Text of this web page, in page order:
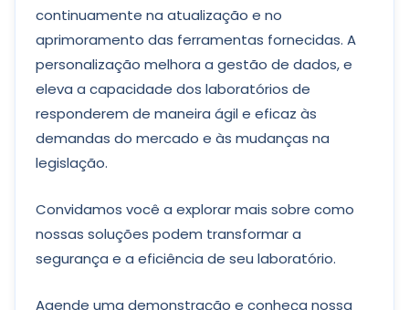
continuamente na atualização e no
aprimoramento das ferramentas fornecidas. A
personalização melhora a gestão de dados, e
eleva a capacidade dos laboratórios de
responderem de maneira ágil e eficaz às
demandas do mercado e às mudanças na
legislação.
Convidamos você a explorar mais sobre como
nossas soluções podem transformar a
segurança e a eficiência de seu laboratório.
Agende uma demonstração e conheça nossa